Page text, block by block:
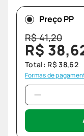
Preço PP
R$41,20
R$ 38,
Total: R$ 38,62
Formas de